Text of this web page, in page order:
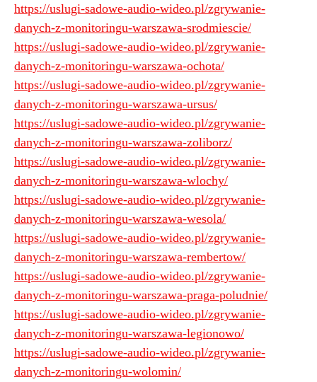
https://uslugi-sadowe-audio-wideo.pl/zgrywanie-
danych-z-monitoringu-warszawa-srodmiescie/
https://uslugi-sadowe-audio-wideo.pl/zgrywanie-
danych-z-monitoringu-warszawa-ochota/
https://uslugi-sadowe-audio-wideo.pl/zgrywanie-
danych-z-monitoringu-warszawa-ursus/
https://uslugi-sadowe-audio-wideo.pl/zgrywanie-
danych-z-monitoringu-warszawa-zoliborz/
https://uslugi-sadowe-audio-wideo.pl/zgrywanie-
danych-z-monitoringu-warszawa-wlochy/
https://uslugi-sadowe-audio-wideo.pl/zgrywanie-
danych-z-monitoringu-warszawa-wesola/
https://uslugi-sadowe-audio-wideo.pl/zgrywanie-
danych-z-monitoringu-warszawa-rembertow/
https://uslugi-sadowe-audio-wideo.pl/zgrywanie-
danych-z-monitoringu-warszawa-praga-poludnie/
https://uslugi-sadowe-audio-wideo.pl/zgrywanie-
danych-z-monitoringu-warszawa-legionowo/
https://uslugi-sadowe-audio-wideo.pl/zgrywanie-
danych-z-monitoringu-wolomin/